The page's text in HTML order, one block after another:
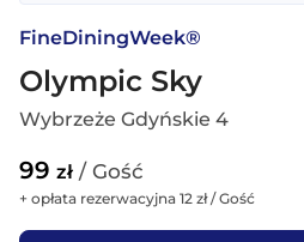
Mapa
🔥 7 osób szuka restauracji.
Stoliki szybko znikają!
FineDiningWeek®
Olympic Sky
Wybrzeże Gdyńskie 4
99 zł/ Gość
+ opłata rezerwacyjna 12 zł / Gość